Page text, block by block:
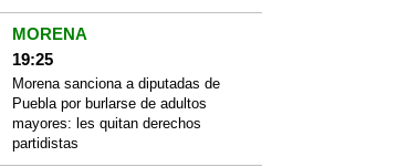
MORENA
19:25
Morena sanciona a diputadas de
Puebla por burlarse de adultos
mayores: les quitan derechos
partidistas